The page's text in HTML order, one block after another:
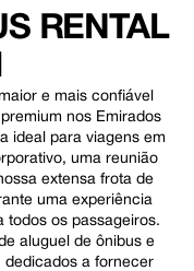
RENTAL
e mais confiável
nos Emirados
ideal para viagens em
uma reunião
extensa frota de
uma experiência
todos os passageiros.
aluguel de ônibus e
dedicados a fornecer